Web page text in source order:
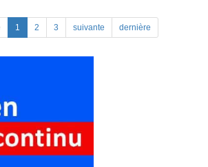
1 2 3 suivante dernière